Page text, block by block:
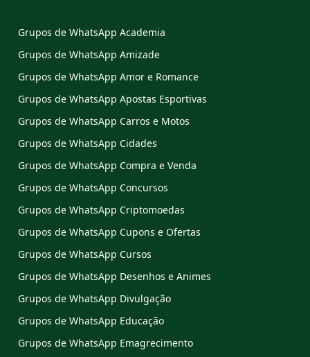
Grupos de WhatsApp Academia
Grupos de WhatsApp Amizade
Grupos de WhatsApp Amor e Romance
Grupos de WhatsApp Apostas Esportivas
Grupos de WhatsApp Carros e Motos
Grupos de WhatsApp Cidades
Grupos de WhatsApp Compra e Venda
Grupos de WhatsApp Concursos
Grupos de WhatsApp Criptomoedas
Grupos de WhatsApp Cupons e Ofertas
Grupos de WhatsApp Cursos
Grupos de WhatsApp Desenhos e Animes
Grupos de WhatsApp Divulgação
Grupos de WhatsApp Educação
Grupos de WhatsApp Emagrecimento